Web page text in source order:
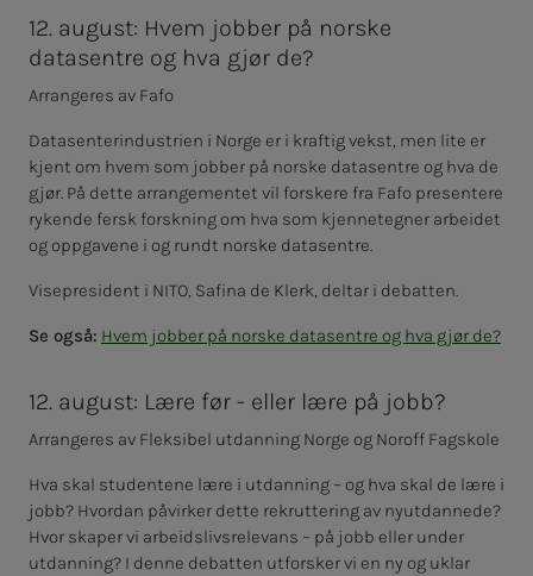
12. august: Hvem jobber på norske
datasentre og hva gjør de?
Arrangeres av Fafo
Datasenterindustrien i Norge er i kraftig vekst, men lite er
kjent om hvem som jobber på norske datasentre og hva de
gjør. På dette arrangementet vil forskere fra Fafo presentere
rykende fersk forskning om hva som kjennetegner arbeidet
og oppgavene i og rundt norske datasentre.
Visepresident i NITO, Safina de Klerk, deltar i debatten.
Se også: Hvem jobber på norske datasentre og hva gjør de?
12. august: Lære før - eller lære på jobb?
Arrangeres av Fleksibel utdanning Norge og Noroff Fagskole
Hva skal studentene lære i utdanning – og hva skal de lære i
jobb? Hvordan påvirker dette rekruttering av nyutdannede?
Hvor skaper vi arbeidslivsrelevans – på jobb eller under
utdanning? I denne debatten utforsker vi en ny og uklar